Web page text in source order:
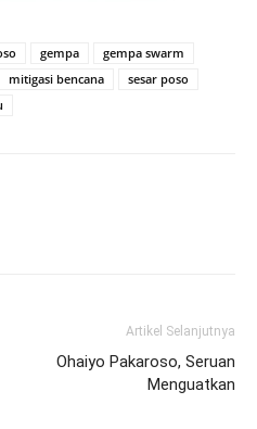
gempa
gempa swarm
mitigasi bencana
sesar poso
Artikel Selanjutnya
Ohaiyo Pakaroso, Seruan
Menguatkan